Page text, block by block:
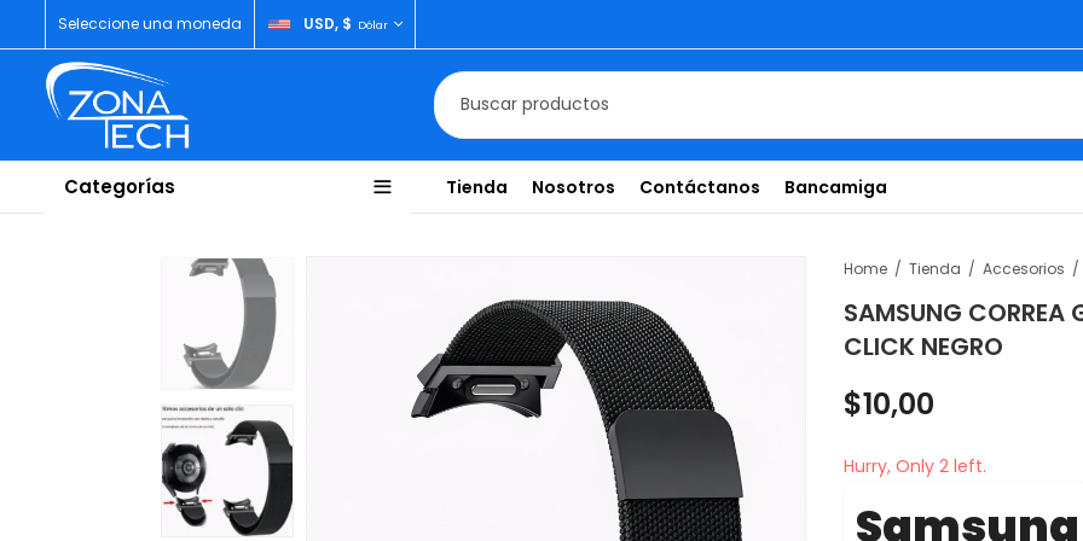
Seleccione una moneda USD, $ Dólar
Categorías Tienda Nosotros Contáctanos Bancamiga
Home Tienda Accesorios
SAMSUNG CORREA
CLICK NEGRO
$10,00
Hurry, Only 2 left.
Samsung